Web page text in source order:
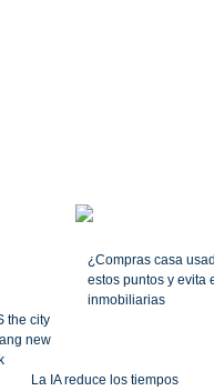
¿Compras casa
estos puntos y evita
inmobiliarias
the city
new
La IA reduce los tiempos